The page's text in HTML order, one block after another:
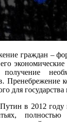
граждан –
его
Пренебрежение
для государства
в 2012 году